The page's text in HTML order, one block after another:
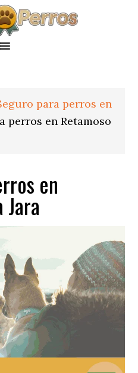
para perros en
perros en Retamoso
en
Jara